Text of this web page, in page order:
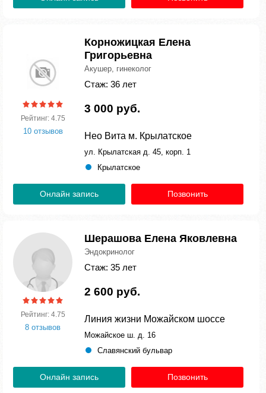
Рейтинг: 4.75
10 отзывов
Корножицкая Елена
Григорьевна
Акушер, гинеколог
Стаж: 36 лет
3 000 руб.
Нео Вита м. Крылатское
ул. Крылатская д. 45, корп. 1
Крылатское
Онлайн запись Позвонить
Рейтинг: 4.75
8 отзывов
Шерашова Елена Яковлевна
Эндокринолог
Стаж: 35 лет
2 600 руб.
Линия жизни Можайском шоссе
Можайское ш. д. 16
Славянский бульвар
Онлайн запись Позвонить